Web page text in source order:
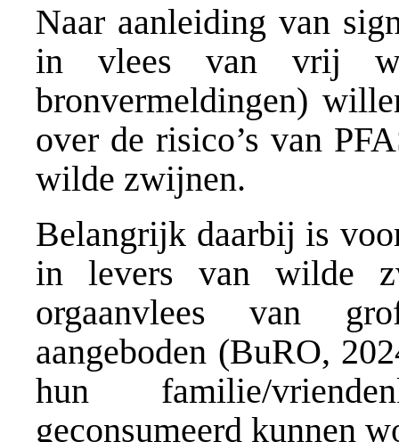
Naar aanleiding van
in vlees van vrij
bronvermeldingen)
over de risico’s van
wilde zwijnen.
Belangrijk daarbij is
in levers van wilde
orgaanvlees van
aangeboden (BuRO,
hun familie/
geconsumeerd kunnen